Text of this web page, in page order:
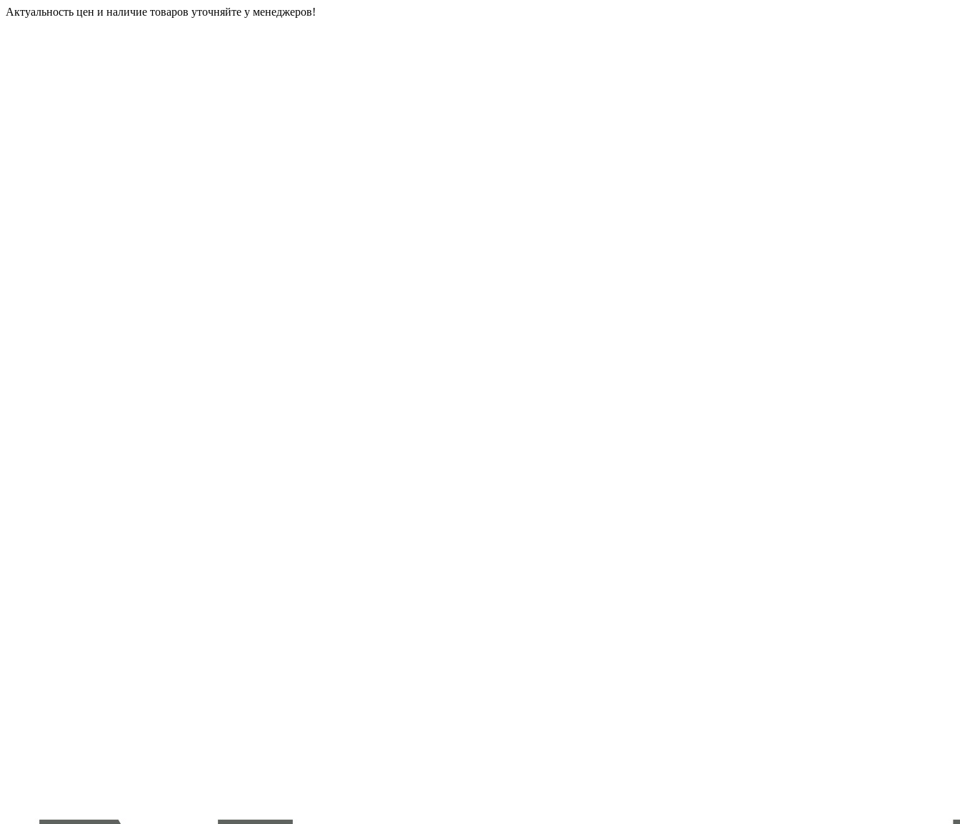
Актуальность цен и наличие товаров уточняйте у менеджеров!